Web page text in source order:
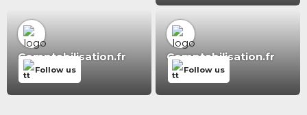
Comptabilisation.fr
Follow us
Comptabilisation.fr
Follow us